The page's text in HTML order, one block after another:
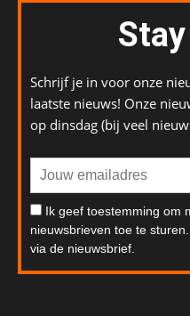
Schrijf je in voor onze
laatste nieuws! Onze
op dinsdag (bij veel
Ik geef toestemming om
nieuwsbrieven toe te
via de nieuwsbrief.